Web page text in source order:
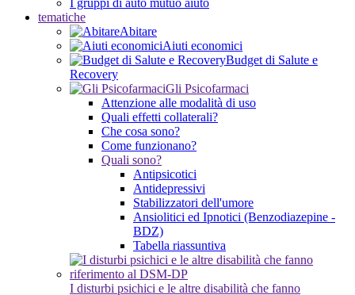
I gruppi di auto mutuo aiuto
tematiche
Abitare
Aiuti economici
Budget di Salute e
Recovery
Gli Psicofarmaci
Attenzione alle modalità di uso
Quali effetti collaterali?
Che cosa sono?
Come funzionano?
Quali sono?
Antipsicotici
Antidepressivi
Stabilizzatori dell'umore
Ansiolitici ed Ipnotici (Benzodiazepine -
BDZ)
Tabella riassuntiva
I disturbi psichici e le altre disabilità che fanno